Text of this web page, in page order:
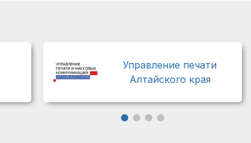
Управление печати
Алтайского края